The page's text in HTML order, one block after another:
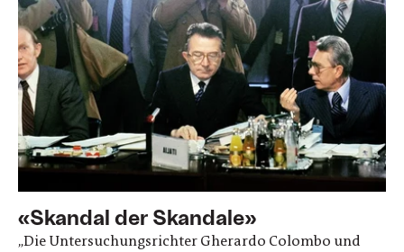
«Skandal der Skandale»
„Die Untersuchungsrichter Gherardo Colombo und